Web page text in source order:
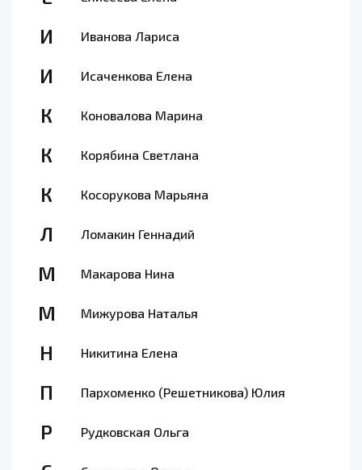
И Иванова Лариса
И Исаченкова Елена
К Коновалова Марина
К Корябина Светлана
К Косорукова Марьяна
Л Ломакин Геннадий
М Макарова Нина
М Мижурова Наталья
Н Никитина Елена
П Пархоменко (Решетникова) Юлия
Р Рудковская Ольга